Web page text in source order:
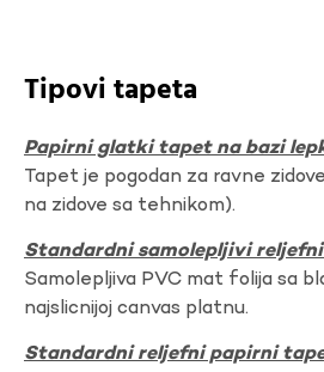
Tipovi tapeta
Papirni glatki tapet na bazi
Tapet je pogodan za ravne
na zidove sa tehnikom).
Standardni samolepljivi
Samolepljiva PVC mat folija sa
najslicnijoj canvas platnu.
Standardni reljefni papirni